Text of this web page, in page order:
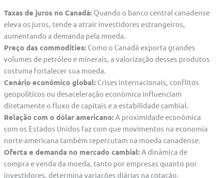
Taxas de juros no Canadá:Quando o banco central canadense
eleva os juros, tende a atrair investidores estrangeiros,
aumentando a demanda pela moeda.
Preço das commodities:Como o Canadá exporta grandes
volumes de petróleo e minerais, a valorização desses produtos
costuma fortalecer sua moeda.
Cenário econômico global:Crises internacionais, conflitos
geopolíticos ou desaceleração econômica influenciam
diretamente o fluxo de capitais e a estabilidade cambial.
Relação com o dólar americano:A proximidade econômica
com os Estados Unidos faz com que movimentos na economia
norte-americana também repercutam na moeda canadense.
Oferta e demanda no mercado cambial:A dinâmica de
compra e venda da moeda, tanto por empresas quanto por
investidores, determina variações diárias na cotação.